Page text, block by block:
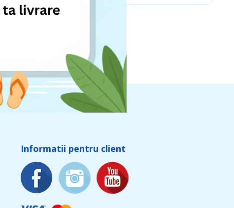
Informatii pentru client